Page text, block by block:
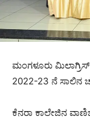
ಮಂಗಳೂರು
2022-23 ನೆ ಸಾಲಿನ
ಕೆನರಾ ಕಾಲೇಜಿನ